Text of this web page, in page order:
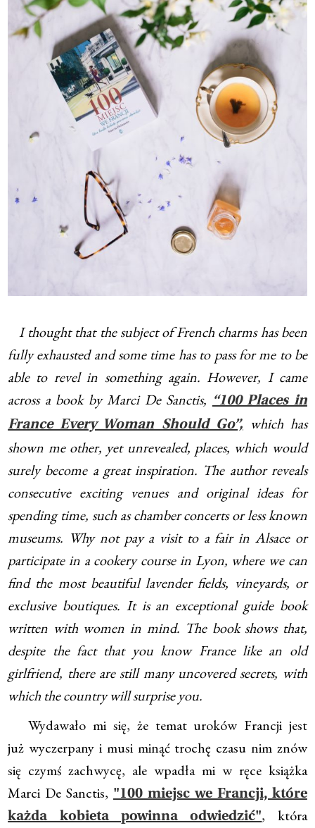
I thought that the subject of French charms has been
fully exhausted and some time has to pass for me to be
able to revel in something again. However, I came
across a book by Marci De Sanctis, “100 Places in
France Every Woman Should Go”,
which has
shown me other, yet unrevealed, places, which would
surely become a great inspiration. The author reveals
consecutive exciting venues and original ideas for
spending time, such as chamber concerts or less known
museums. Why not pay a visit to a fair in Alsace or
participate in a cookery course in Lyon, where we can
find the most beautiful lavender fields, vineyards, or
exclusive boutiques. It is an exceptional guide book
written with women in mind. The book shows that,
despite the fact that you know France like an old
girlfriend, there are still many uncovered secrets, with
which the country will surprise you.
Wydawało mi się, że temat uroków Francji jest
już wyczerpany i musi minąć trochę czasu nim znów
się czymś zachwycę, ale wpadła mi w ręce książka
Marci De Sanctis, "100 miejsc we Francji, które
każda kobieta powinna odwiedzić", która